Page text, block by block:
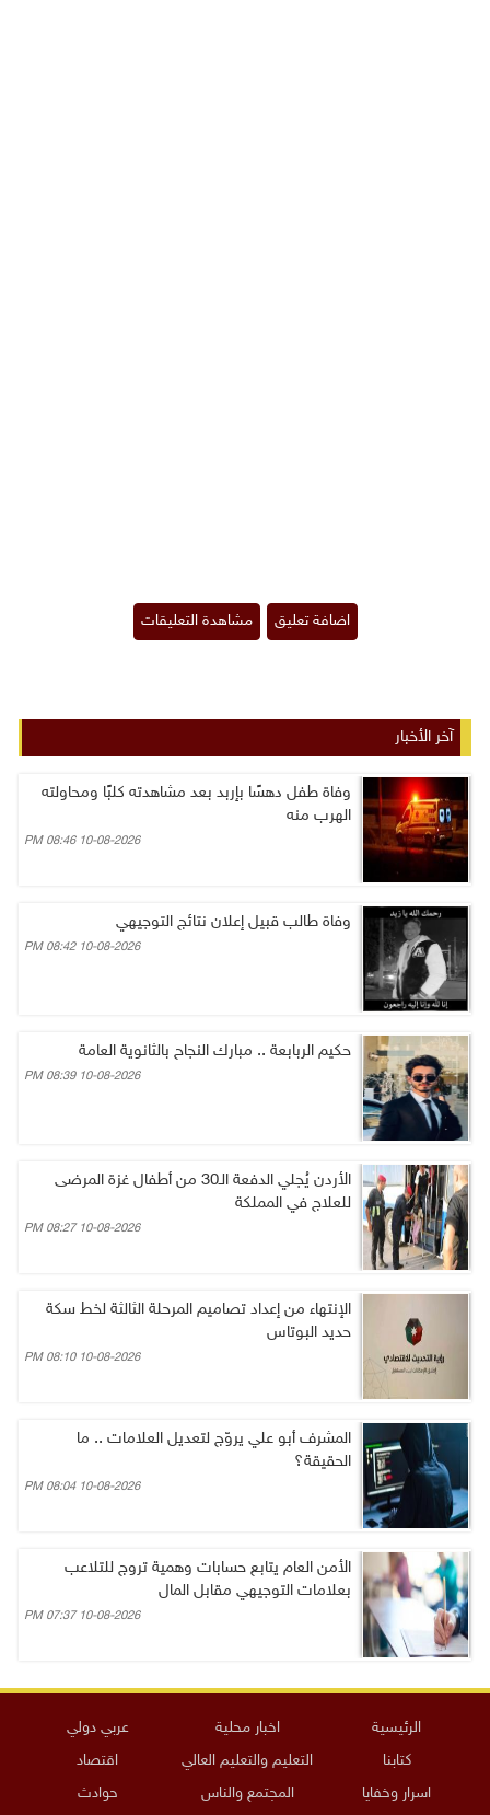
آخر الأخبار
وفاة طفل دهسًا بإربد بعد مشاهدته كلبًا ومحاولته
الهرب منه
10-08-2026 08:46 PM
وفاة طالب قبيل إعلان نتائج التوجيهي
10-08-2026 08:42 PM
حكيم الربابعة .. مبارك النجاح بالثانوية العامة
10-08-2026 08:39 PM
الأردن يُجلي الدفعة الـ30 من أطفال غزة المرضى
للعلاج في المملكة
10-08-2026 08:27 PM
الإنتهاء من إعداد تصاميم المرحلة الثالثة لخط سكة
حديد البوتاس
10-08-2026 08:10 PM
المشرف أبو علي يروّج لتعديل العلامات .. ما
الحقيقة؟
10-08-2026 08:04 PM
الأمن العام يتابع حسابات وهمية تروج للتلاعب
بعلامات التوجيهي مقابل المال
10-08-2026 07:37 PM
الرئيسية اخبار محلية
عربي دولي
كتابنا
التعليم والتعليم العالي
اقتصاد
اسرار وخفايا
المجتمع والناس حوادث